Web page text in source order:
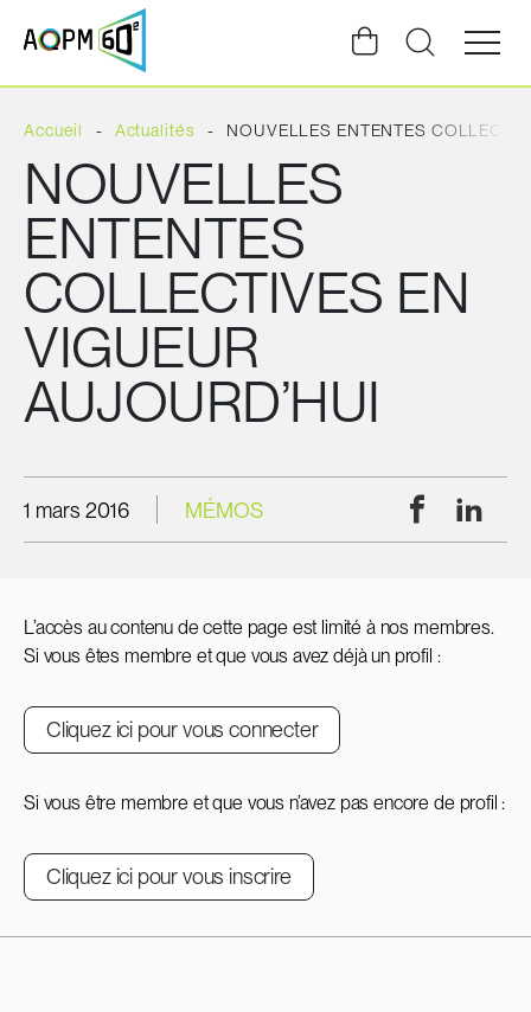
Ouvrir
la
du
Accueil Actualités NOUVELLES ENTENTES
NOUVELLES
ENTENTES
COLLECTIVES EN
VIGUEUR
AUJOURD’HUI
1 mars 2016 MÉMOS Facebook
L’accès au contenu de cette page est limité à nos membres.
Si vous êtes membre et que vous avez déjà un profil :
Cliquez ici pour vous connecter
Si vous être membre et que vous n’avez pas encore de profil :
Cliquez ici pour vous inscrire